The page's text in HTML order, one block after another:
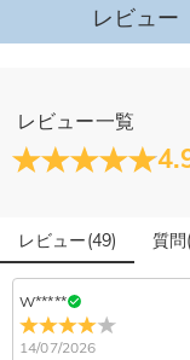
また全体の長さ（台座も
②5文字
長さ：18cm
④7文字
⑤8-10文字
長さ：30cm
閉じる
レビュー
レビュー一覧
レビュー(49) 質問
W*****
14/07/2026
ホーム＆雑貨
大量注文の制
はい、対応可能
いたします。お気
ードする画像
商品のベスト効果
品質（画素数の高
配送＆返品につい
送料はいくらで